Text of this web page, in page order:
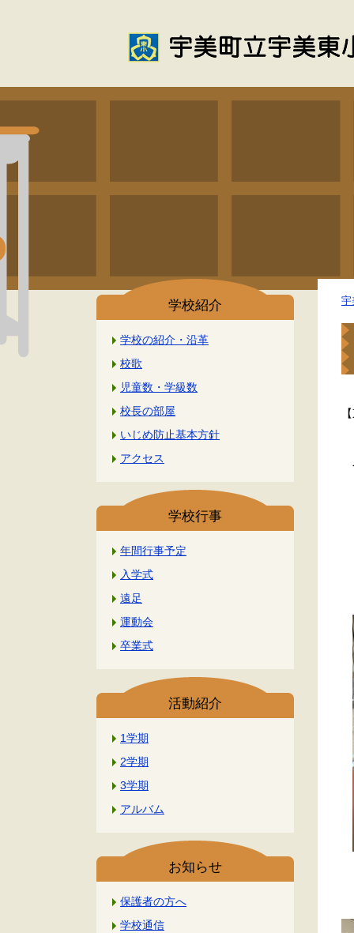
学校紹介
学校の紹介・沿革
校歌
児童数・学級数
校長の部屋
いじめ防止基本方針
アクセス
学校行事
年間行事予定
入学式
遠足
運動会
卒業式
活動紹介
1学期
2学期
3学期
アルバム
お知らせ
保護者の方へ
学校通信
宇